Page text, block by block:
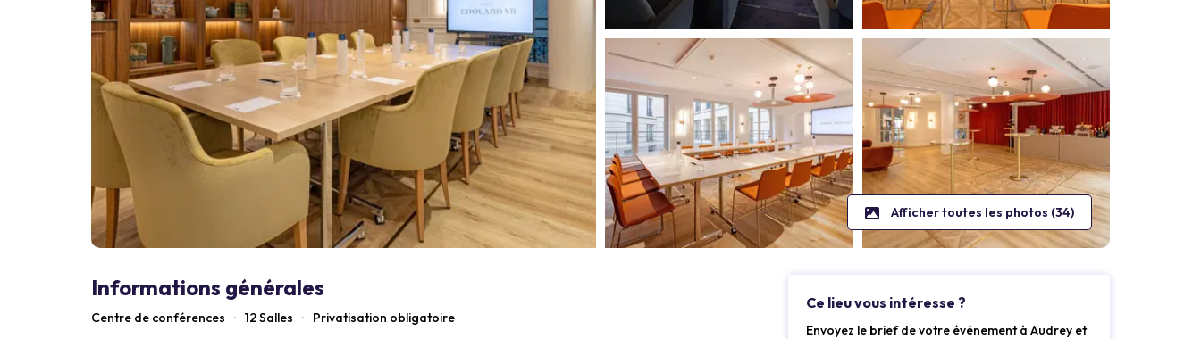
Afficher toutes les photos (34)
Informations générales
Centre de conférences · 12 Salles · Privatisation obligatoire
Ce lieu vous intéresse ?
Envoyez le brief de votre événement à Audrey et